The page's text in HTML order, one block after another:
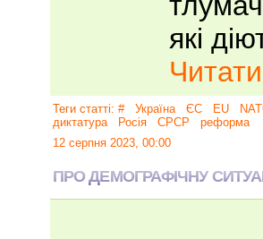
які
Теги статті: # Україна ЄС EU
диктатура
Росія СРСР
реформа
12 серпня 2023, 00:00
ПРО ДЕМОГРАФІЧНУ